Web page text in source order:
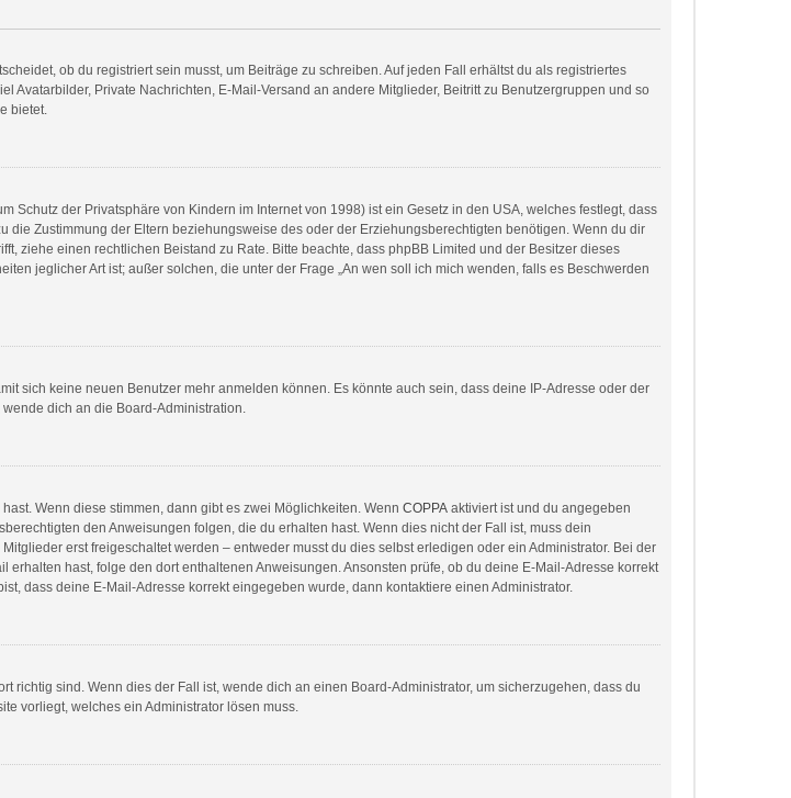
ob du registriert sein musst, um Beiträge zu schreiben. Auf jeden Fall erhältst du als registriertes
Avatarbilder, Private Nachrichten, E-Mail-Versand an andere Mitglieder, Beitritt zu Benutzergruppen und so
bietet.
Schutz der Privatsphäre von Kindern im Internet von 1998) ist ein Gesetz in den USA, welches festlegt, dass
Zustimmung der Eltern beziehungsweise des oder der Erziehungsberechtigten benötigen. Wenn du dir
ziehe einen rechtlichen Beistand zu Rate. Bitte beachte, dass phpBB Limited und der Besitzer dieses
jeglicher Art ist; außer solchen, die unter der Frage „An wen soll ich mich wenden, falls es Beschwerden
sich keine neuen Benutzer mehr anmelden können. Es könnte auch sein, dass deine IP-Adresse oder der
dich an die Board-Administration.
Wenn diese stimmen, dann gibt es zwei Möglichkeiten. Wenn COPPA aktiviert ist und du angegeben
den Anweisungen folgen, die du erhalten hast. Wenn dies nicht der Fall ist, muss dein
erst freigeschaltet werden – entweder musst du dies selbst erledigen oder ein Administrator. Bei der
hast, folge den dort enthaltenen Anweisungen. Ansonsten prüfe, ob du deine E-Mail-Adresse korrekt
dass deine E-Mail-Adresse korrekt eingegeben wurde, dann kontaktiere einen Administrator.
richtig sind. Wenn dies der Fall ist, wende dich an einen Board-Administrator, um sicherzugehen, dass du
vorliegt, welches ein Administrator lösen muss.